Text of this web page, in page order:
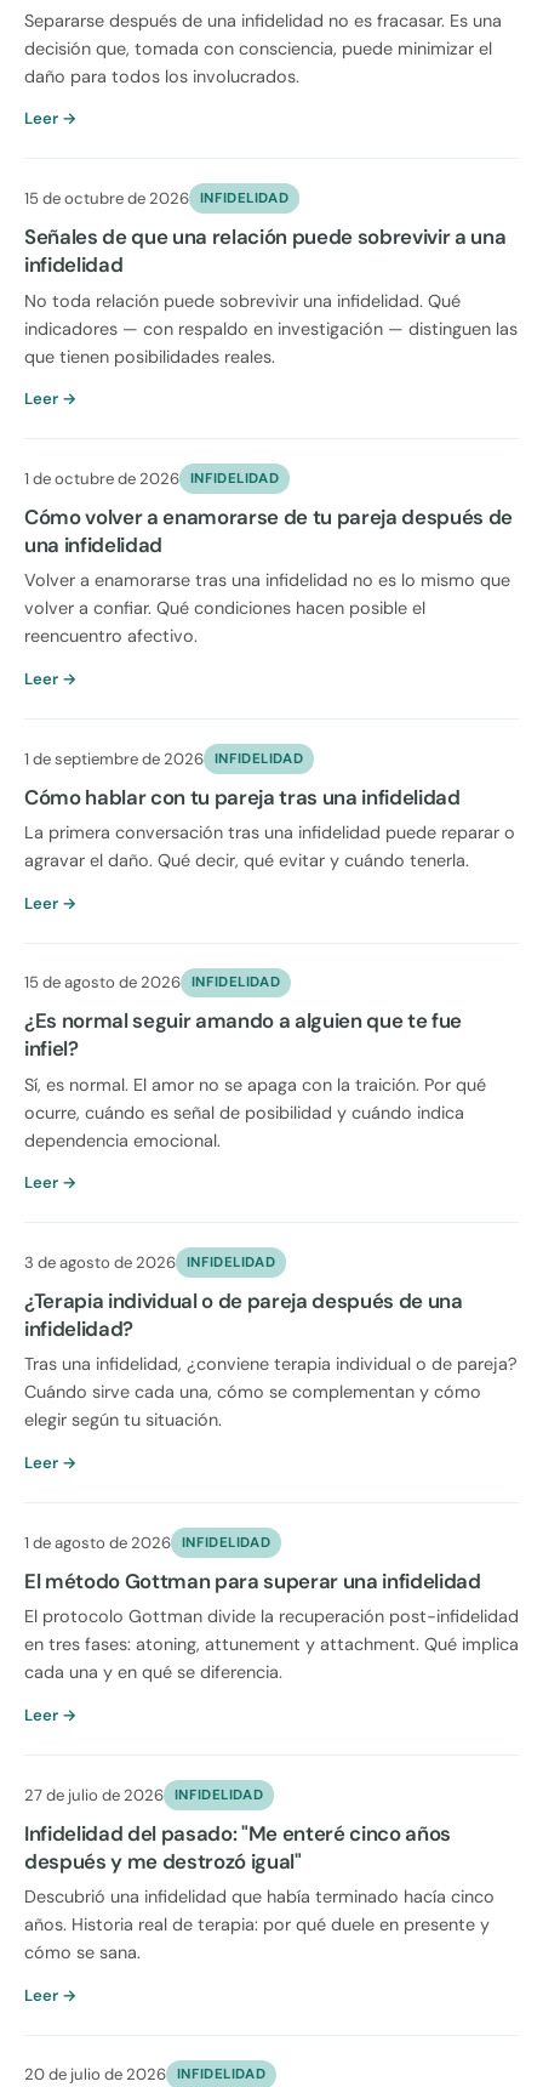
Separarse después de una infidelidad no es fracasar. Es una
decisión que, tomada con consciencia, puede minimizar el
daño para todos los involucrados.
Leer →
15 de octubre de 2026 INFIDELIDAD
Señales de que una relación puede sobrevivir a una
infidelidad
No toda relación puede sobrevivir una infidelidad. Qué
indicadores — con respaldo en investigación — distinguen las
que tienen posibilidades reales.
Leer →
1 de octubre de 2026 INFIDELIDAD
Cómo volver a enamorarse de tu pareja después de
una infidelidad
Volver a enamorarse tras una infidelidad no es lo mismo que
volver a confiar. Qué condiciones hacen posible el
reencuentro afectivo.
Leer →
1 de septiembre de 2026 INFIDELIDAD
Cómo hablar con tu pareja tras una infidelidad
La primera conversación tras una infidelidad puede reparar o
agravar el daño. Qué decir, qué evitar y cuándo tenerla.
Leer →
15 de agosto de 2026 INFIDELIDAD
¿Es normal seguir amando a alguien que te fue
infiel?
Sí, es normal. El amor no se apaga con la traición. Por qué
ocurre, cuándo es señal de posibilidad y cuándo indica
dependencia emocional.
Leer →
3 de agosto de 2026 INFIDELIDAD
¿Terapia individual o de pareja después de una
infidelidad?
Tras una infidelidad, ¿conviene terapia individual o de pareja?
Cuándo sirve cada una, cómo se complementan y cómo
elegir según tu situación.
Leer →
1 de agosto de 2026 INFIDELIDAD
El método Gottman para superar una infidelidad
El protocolo Gottman divide la recuperación post-infidelidad
en tres fases: atoning, attunement y attachment. Qué implica
cada una y en qué se diferencia.
Leer →
27 de julio de 2026 INFIDELIDAD
Infidelidad del pasado: "Me enteré cinco años
después y me destrozó igual"
Descubrió una infidelidad que había terminado hacía cinco
años. Historia real de terapia: por qué duele en presente y
cómo se sana.
Leer →
20 de julio de 2026 INFIDELIDAD